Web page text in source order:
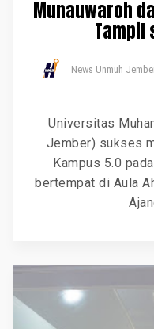
Munauwaroh
Tampil
News Unmuh
Universitas
Jember) sukses
Kampus 5.0
bertempat di Aula